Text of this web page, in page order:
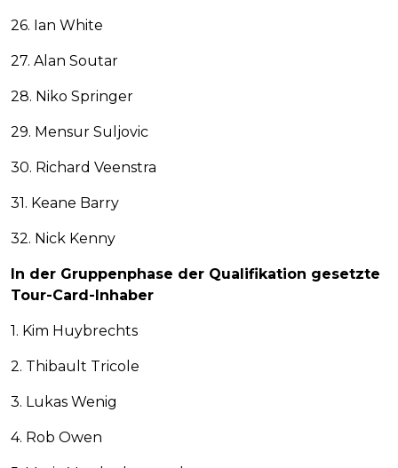
26. Ian White
27. Alan Soutar
28. Niko Springer
29. Mensur Suljovic
30. Richard Veenstra
31. Keane Barry
32. Nick Kenny
In der Gruppenphase der Qualifikation gesetzte
Tour-Card-Inhaber
1. Kim Huybrechts
2. Thibault Tricole
3. Lukas Wenig
4. Rob Owen